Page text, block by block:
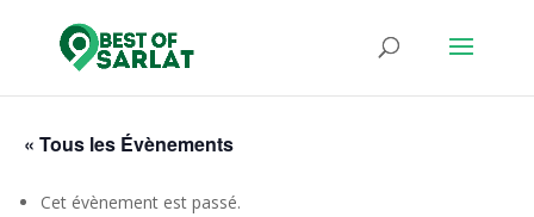
« Tous les Évènements
Cet évènement est passé.